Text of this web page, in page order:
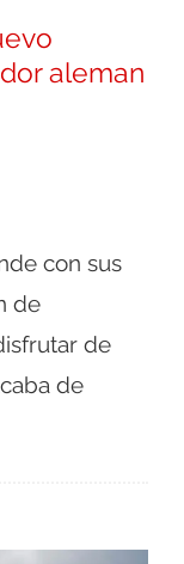
aleman
con sus
de
de
de